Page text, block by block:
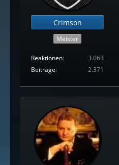
Crimson
Meister
Reaktionen
3.063
Beiträge
2.371